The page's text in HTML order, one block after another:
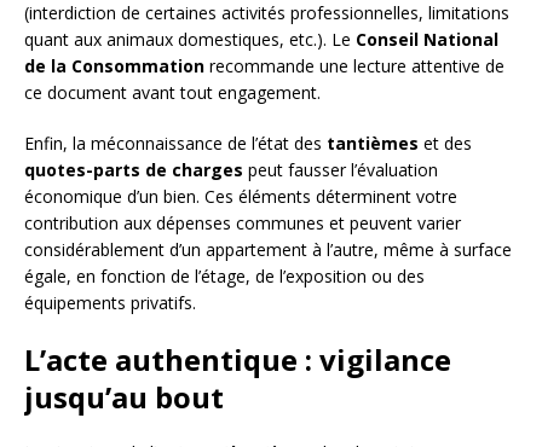
(interdiction de certaines activités professionnelles, limitations
quant aux animaux domestiques, etc.). Le Conseil National
de la Consommation recommande une lecture attentive de
ce document avant tout engagement.
Enfin, la méconnaissance de l’état des tantièmes et des
quotes-parts de charges peut fausser l’évaluation
économique d’un bien. Ces éléments déterminent votre
contribution aux dépenses communes et peuvent varier
considérablement d’un appartement à l’autre, même à surface
égale, en fonction de l’étage, de l’exposition ou des
équipements privatifs.
L’acte authentique : vigilance
jusqu’au bout